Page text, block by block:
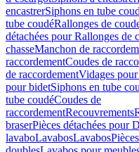
encastrerSiphons en tube
tube coudéRallonges de
détachées pour Rallonges de
chasseManchon de
raccordementCoudes de
de raccordementVidages
pour bidetSiphons en tube
tube coudéCoudes de
raccordementRecouvrements
braserPièces détachées pour
lavaboLavabosLavabos